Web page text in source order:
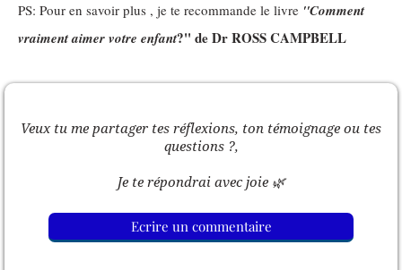
PS: Pour en savoir plus , je te recommande le livre ''Comment
vraiment aimer votre enfant?'' de Dr ROSS CAMPBELL
Veux tu me partager tes réflexions, ton témoignage ou tes
questions ?,
Je te répondrai avec joie 🌿
Ecrire un commentaire